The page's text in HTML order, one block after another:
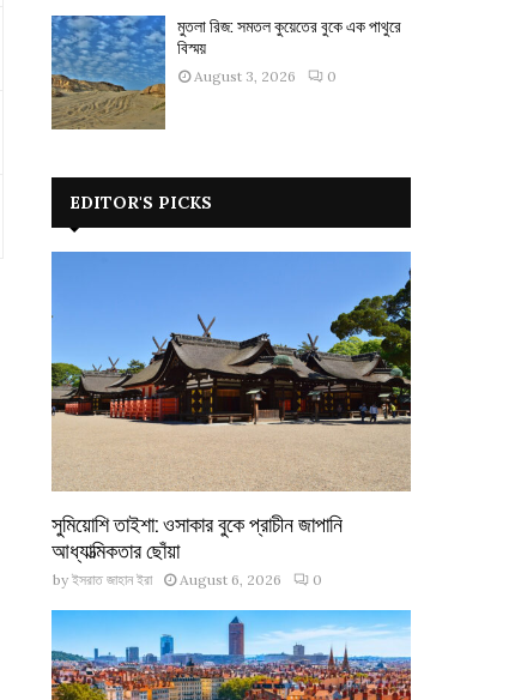
মুতলা রিজ: সমতল কুয়েতের বুকে এক পাথুরে
বিস্ময়
August 3, 2026 0
EDITOR'S PICKS
সুমিয়োশি তাইশা: ওসাকার বুকে প্রাচীন জাপানি
আধ্যাত্মিকতার ছোঁয়া
by ইসরাত জাহান ইরা August 6, 2026 0